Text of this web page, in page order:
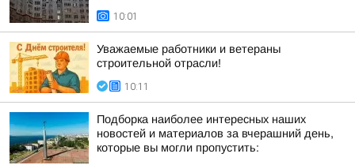
10:01
Уважаемые работники и ветераны
строительной отрасли!
10:11
Подборка наиболее интересных наших
новостей и материалов за вчерашний день,
которые вы могли пропустить: